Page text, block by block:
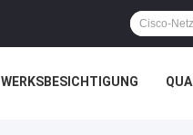
WERKSBESICHTIGUNG